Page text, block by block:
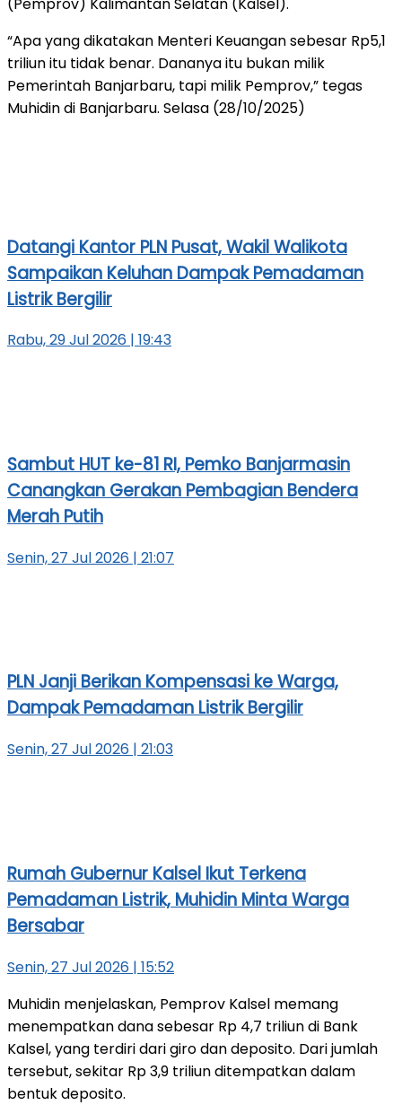
“Apa yang dikatakan Menteri Keuangan sebesar Rp5,1
triliun itu tidak benar. Dananya itu bukan milik
Pemerintah Banjarbaru, tapi milik Pemprov,” tegas
Muhidin di Banjarbaru. Selasa (28/10/2025)
Datangi Kantor PLN Pusat, Wakil Walikota
Sampaikan Keluhan Dampak Pemadaman
Listrik Bergilir
Rabu, 29 Jul 2026 | 19:43
Sambut HUT ke-81 RI, Pemko Banjarmasin
Canangkan Gerakan Pembagian Bendera
Merah Putih
Senin, 27 Jul 2026 | 21:07
PLN Janji Berikan Kompensasi ke Warga,
Dampak Pemadaman Listrik Bergilir
Senin, 27 Jul 2026 | 21:03
Rumah Gubernur Kalsel Ikut Terkena
Pemadaman Listrik, Muhidin Minta Warga
Bersabar
Senin, 27 Jul 2026 | 15:52
Muhidin menjelaskan, Pemprov Kalsel memang
menempatkan dana sebesar Rp 4,7 triliun di Bank
Kalsel, yang terdiri dari giro dan deposito. Dari jumlah
tersebut, sekitar Rp 3,9 triliun ditempatkan dalam
bentuk deposito.